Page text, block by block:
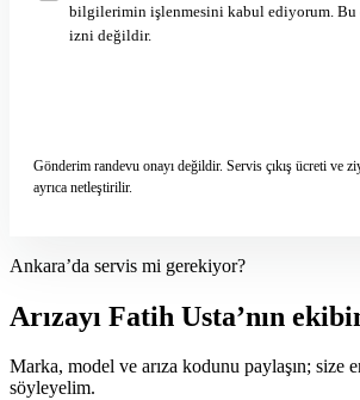
bilgilerimin işlenmesini kabul ediyorum. Bu
izni değildir.
Gönderim randevu onayı değildir. Servis çıkış ücreti ve
ayrıca netleştirilir.
Ankara’da servis mi gerekiyor?
Arızayı Fatih Usta’nın
Marka, model ve arıza kodunu paylaşın; size
söyleyelim.